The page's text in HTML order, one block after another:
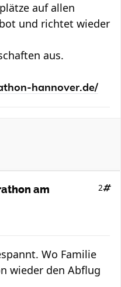
auf allen
und richtet wieder
aus.
hannover.de/
am
2
Wo Familie
wieder den Abflug